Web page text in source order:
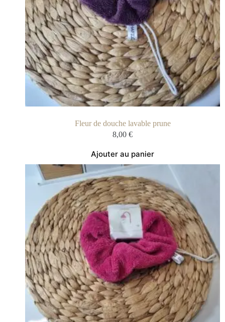
Fleur de douche lavable prune
8,00 €
Ajouter au panier